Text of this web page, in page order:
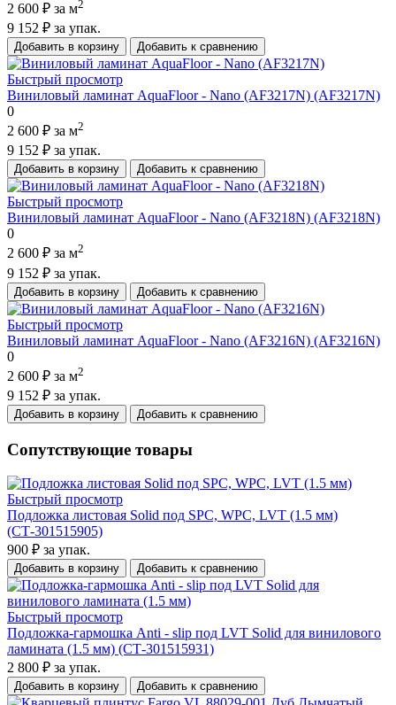
2 600 ₽ за м2
9 152 ₽ за упак.
Добавить в корзину Добавить к сравнению
Быстрый просмотр
Виниловый ламинат AquaFloor - Nano (AF3217N) (AF3217N)
0
2 600 ₽ за м2
9 152 ₽ за упак.
Добавить в корзину Добавить к сравнению
Быстрый просмотр
Виниловый ламинат AquaFloor - Nano (AF3218N) (AF3218N)
0
2 600 ₽ за м2
9 152 ₽ за упак.
Добавить в корзину Добавить к сравнению
Быстрый просмотр
Виниловый ламинат AquaFloor - Nano (AF3216N) (AF3216N)
0
2 600 ₽ за м2
9 152 ₽ за упак.
Добавить в корзину Добавить к сравнению
Сопутствующие товары
Быстрый просмотр
Подложка листовая Solid под SPC, WPC, LVT (1.5 мм)
(СТ-301515905)
900 ₽ за упак.
Добавить в корзину Добавить к сравнению
Быстрый просмотр
Подложка-гармошка Anti - slip под LVT Solid для винилового
ламината (1.5 мм) (СТ-301515931)
2 800 ₽ за упак.
Добавить в корзину Добавить к сравнению